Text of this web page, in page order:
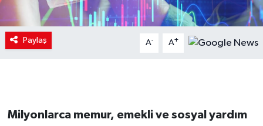
Paylaş A- A+
Milyonlarca memur, emekli ve sosyal yardım